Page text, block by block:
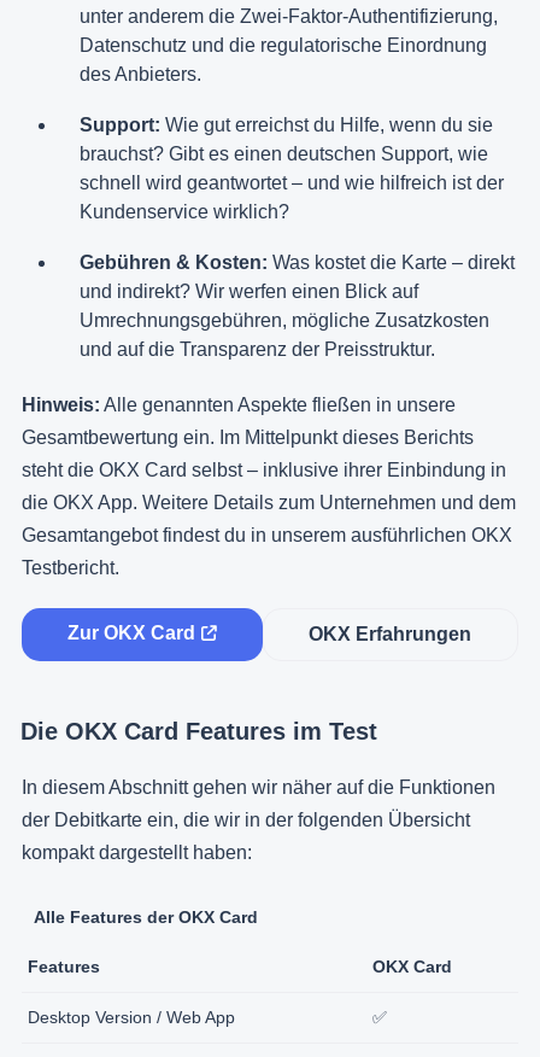
unter anderem die Zwei-Faktor-Authentifizierung,
Datenschutz und die regulatorische Einordnung
des Anbieters.
Support: Wie gut erreichst du Hilfe, wenn du sie
brauchst? Gibt es einen deutschen Support, wie
schnell wird geantwortet – und wie hilfreich ist der
Kundenservice wirklich?
Gebühren & Kosten: Was kostet die Karte – direkt
und indirekt? Wir werfen einen Blick auf
Umrechnungsgebühren, mögliche Zusatzkosten
und auf die Transparenz der Preisstruktur.
Hinweis: Alle genannten Aspekte fließen in unsere
Gesamtbewertung ein. Im Mittelpunkt dieses Berichts
steht die OKX Card selbst – inklusive ihrer Einbindung in
die OKX App. Weitere Details zum Unternehmen und dem
Gesamtangebot findest du in unserem ausführlichen OKX
Testbericht.
Zur OKX Card OKX Erfahrungen
Die OKX Card Features im Test
In diesem Abschnitt gehen wir näher auf die Funktionen
der Debitkarte ein, die wir in der folgenden Übersicht
kompakt dargestellt haben:
Alle Features der OKX Card
Features OKX Card
Desktop Version / Web App ✅